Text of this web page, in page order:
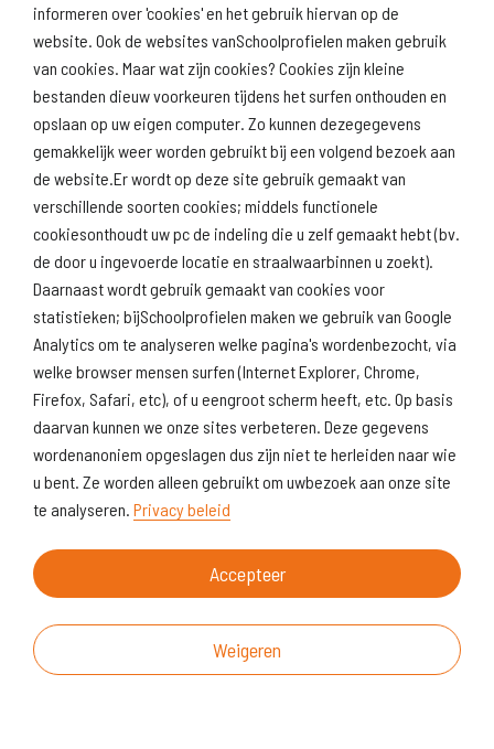
informeren over 'cookies' en het gebruik hiervan op de
website. Ook de websites vanSchoolprofielen maken gebruik
van cookies. Maar wat zijn cookies? Cookies zijn kleine
bestanden dieuw voorkeuren tijdens het surfen onthouden en
opslaan op uw eigen computer. Zo kunnen dezegegevens
gemakkelijk weer worden gebruikt bij een volgend bezoek aan
de website.Er wordt op deze site gebruik gemaakt van
verschillende soorten cookies; middels functionele
cookiesonthoudt uw pc de indeling die u zelf gemaakt hebt (bv.
de door u ingevoerde locatie en straalwaarbinnen u zoekt).
Daarnaast wordt gebruik gemaakt van cookies voor
statistieken; bijSchoolprofielen maken we gebruik van Google
Analytics om te analyseren welke pagina's wordenbezocht, via
welke browser mensen surfen (Internet Explorer, Chrome,
Firefox, Safari, etc), of u eengroot scherm heeft, etc. Op basis
daarvan kunnen we onze sites verbeteren. Deze gegevens
wordenanoniem opgeslagen dus zijn niet te herleiden naar wie
u bent. Ze worden alleen gebruikt om uwbezoek aan onze site
te analyseren. Privacy beleid
Accepteer
Weigeren
Download
schoolprofiel
Naar
schoolresultaten
Naar scholenopdekaart.nl